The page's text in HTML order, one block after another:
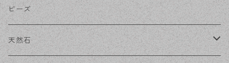
チェーン
その他
ファーボール
リボン金具
ビーズ
天然石